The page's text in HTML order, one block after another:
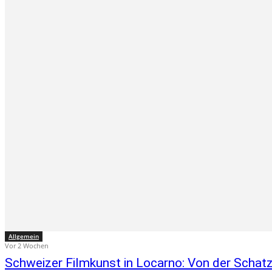
Allgemein
Vor 2 Wochen
Schweizer Filmkunst in Locarno: Von der